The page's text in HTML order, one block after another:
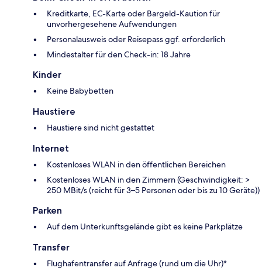
Kreditkarte, EC-Karte oder Bargeld-Kaution für
unvorhergesehene Aufwendungen
Personalausweis oder Reisepass ggf. erforderlich
Mindestalter für den Check-in: 18 Jahre
Kinder
Keine Babybetten
Haustiere
Haustiere sind nicht gestattet
Internet
Kostenloses WLAN in den öffentlichen Bereichen
Kostenloses WLAN in den Zimmern (Geschwindigkeit: >
250 MBit/s (reicht für 3–5 Personen oder bis zu 10 Geräte))
Parken
Auf dem Unterkunftsgelände gibt es keine Parkplätze
Transfer
Flughafentransfer auf Anfrage (rund um die Uhr)*